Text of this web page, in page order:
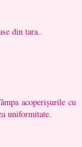
din tara..
acoperișurile cu
uniformitate.